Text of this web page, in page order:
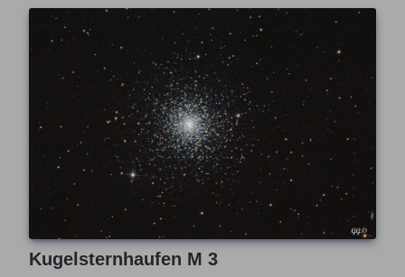
Kugelsternhaufen M 3